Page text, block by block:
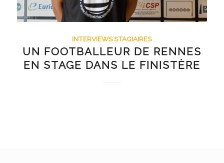
INTERVIEWS STAGIAIRES
UN FOOTBALLEUR DE RENNES
EN STAGE DANS LE FINISTÈRE